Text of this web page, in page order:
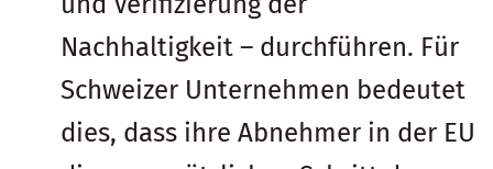
Nachhaltigkeit – durchführen. Für
Schweizer Unternehmen bedeutet
dies, dass ihre Abnehmer in der EU